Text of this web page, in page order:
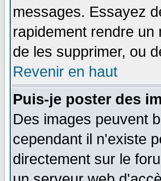
messages. Essayez
rapidement rendre
de les supprimer, ou
Revenir en haut
Puis-je poster des
Des images peuvent
cependant il n'existe
directement sur le